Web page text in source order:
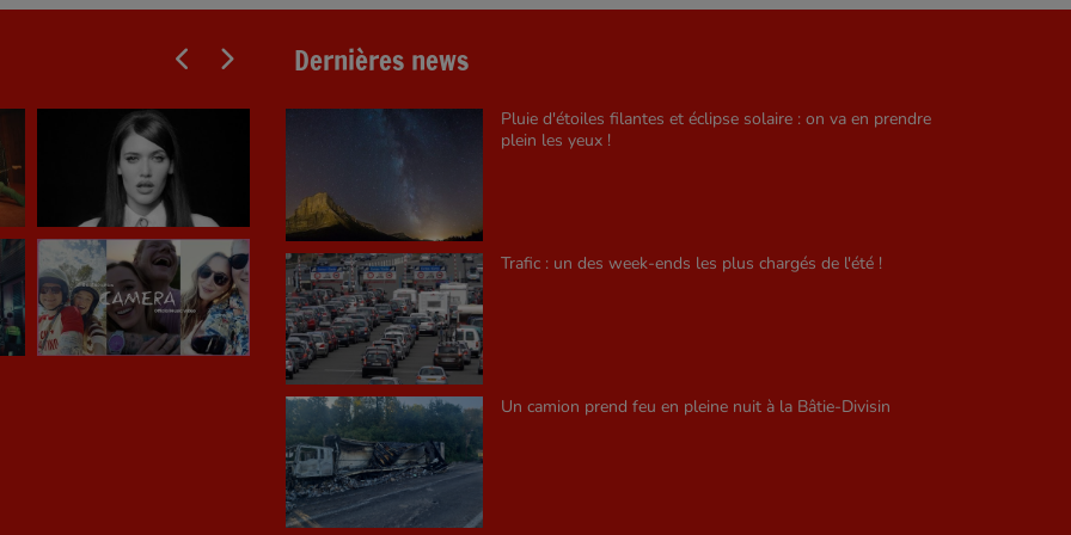
Dernières news
Pluie d'étoiles filantes et éclipse solaire : on va en prendre
plein les yeux !
Trafic : un des week-ends les plus chargés de l'été !
Un camion prend feu en pleine nuit à la Bâtie-Divisin